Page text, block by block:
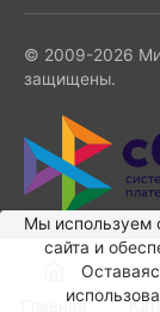
© 2009-2026
защищены.
Мы используем
сайта и
Главная